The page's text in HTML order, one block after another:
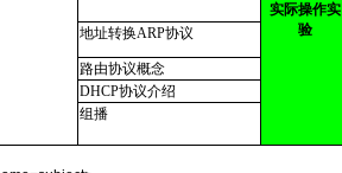
实际操作实
验
地址转换ARP协议
路由协议概念
DHCP协议介绍
组播